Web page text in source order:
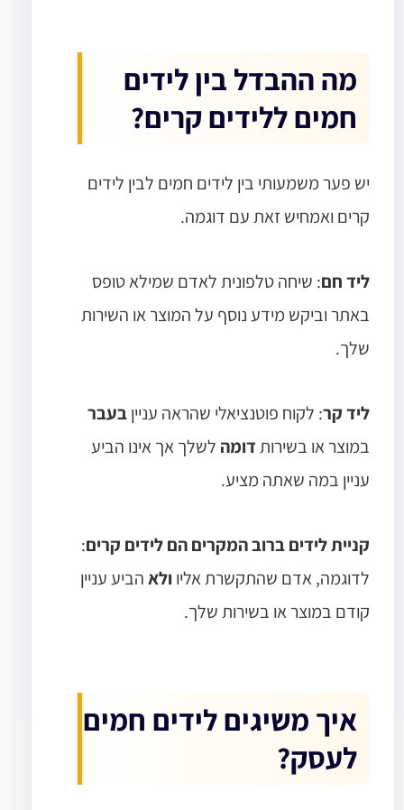
מה ההבדל בין לידים
חמים ללידים קרים?
יש פער משמעותי בין לידים חמים לבין לידים
קרים ואמחיש זאת עם דוגמה.
ליד חם: שיחה טלפונית לאדם שמילא טופס
באתר וביקש מידע נוסף על המוצר או השירות
שלך.
ליד קר: לקוח פוטנציאלי שהראה ענייןבעבר
במוצר או בשירותדומה לשלך אך אינו הביע
עניין במה שאתה מציע.
קניית לידים ברוב המקרים הם לידים קרים:
לדוגמה, אדם שהתקשרת אליו ולאהביע עניין
קודם במוצר או בשירות שלך.
איך משיגים לידים חמים
לעסק?